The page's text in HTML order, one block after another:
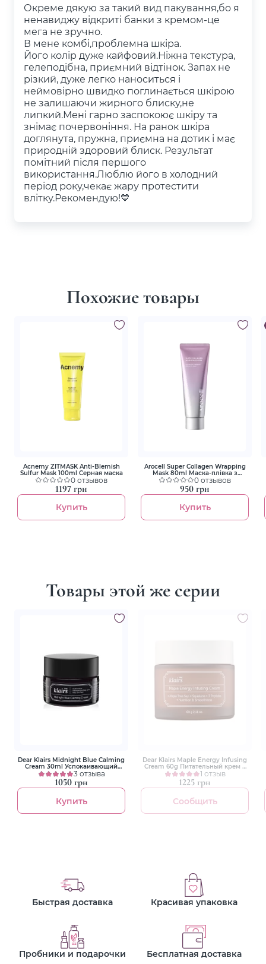
Окреме дякую за такий вид пакування,бо я
ненавиджу відкриті банки з кремом-це
мега не зручно.
В мене комбі,проблемна шкіра.
Його колір дуже кайфовий.Ніжна текстура,
гелеподібна, приємний відтінок. Запах не
різкий, дуже легко наноситься і
неймовірно швидко поглинається шкірою
не залишаючи жирного блиску,не
липкий.Мені гарно заспокоює шкіру та
знімає почервоніння. На ранок шкіра
доглянута, пружна, приємна на дотик і має
природній здоровий блиск. Результат
помітний після першого
використання.Люблю його в холодний
період року,чекає жару протестити
влітку.Рекомендую!💙
Похожие товары
Acnemy ZITMASK Anti-Blemish
Sulfur Mask 100ml Серная маска
0 отзывов
1197 грн
Купить
Arocell Super Collagen Wrapping
Mask 80ml Маска-плівка з
колагеном для зволоження та
ліфтингу
0 отзывов
950 грн
Купить
Товары этой же серии
Dear Klairs Midnight Blue Calming
Cream 30ml Успокаивающий
ночной крем для лица
3 отзыва
1050 грн
Купить
Dear Klairs Maple Energy Infusing
Cream 60g Питательный крем с
кленовым соком
1 отзыв
1225 грн
Сообщить
Быстрая доставка Красивая упаковка
Пробники и подарочки Бесплатная доставка